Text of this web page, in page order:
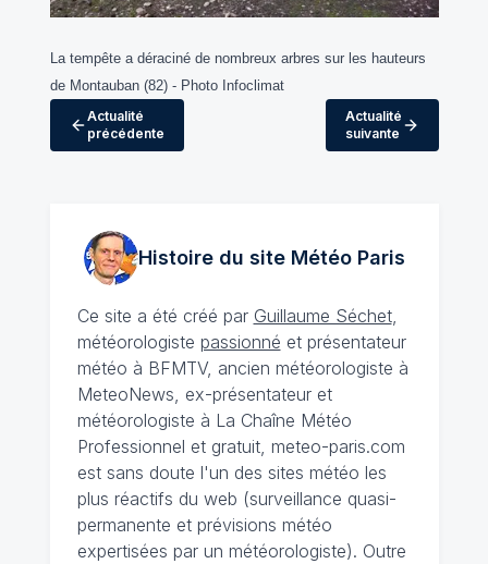
La tempête a déraciné de nombreux arbres sur les hauteurs
de Montauban (82) - Photo Infoclimat
Actualité
précédente
Actualité
suivante
Histoire du site MétéoParis
Ce site a été créé par Guillaume Séchet,
météorologiste passionné et présentateur
météo à BFMTV, ancien météorologiste à
MeteoNews, ex-présentateur et
météorologiste à La Chaîne Météo
Professionnel et gratuit, meteo-paris.com
est sans doute l'un des sites météo les
plus réactifs du web (surveillance quasi-
permanente et prévisions météo
expertisées par un météorologiste). Outre